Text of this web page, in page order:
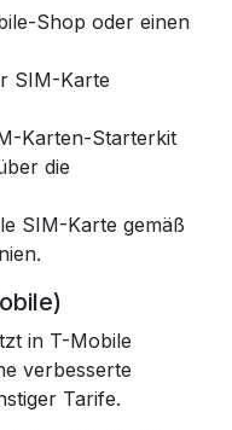
Shop oder einen
SIM-Karte
Karten-Starterkit
die
SIM-Karte gemäß
in T-Mobile
verbesserte
Tarife.